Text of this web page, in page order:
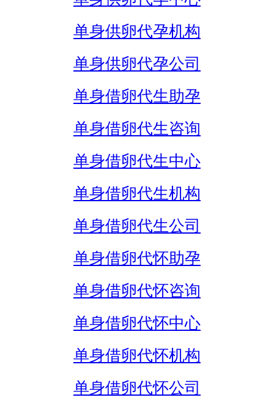
单身供卵代孕机构
单身供卵代孕公司
单身借卵代生助孕
单身借卵代生咨询
单身借卵代生中心
单身借卵代生机构
单身借卵代生公司
单身借卵代怀助孕
单身借卵代怀咨询
单身借卵代怀中心
单身借卵代怀机构
单身借卵代怀公司